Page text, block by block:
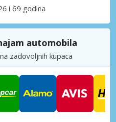
i 69 godina
automobila
zadovoljnih kupaca